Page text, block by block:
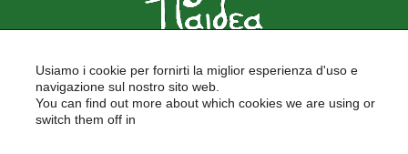
FORMAZIONE PER LE SCUOLE
FORMAZIONE PROFESSIONALE
PROGETTI EUROPEI
Usiamo i cookie per fornirti la miglior esperienza d'uso e
navigazione sul nostro sito web.
You can find out more about which cookies we are using or
switch them off in